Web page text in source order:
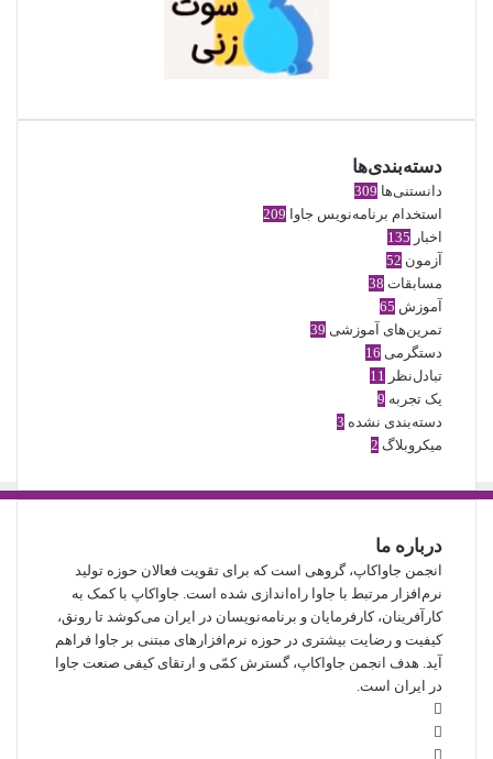
دسته‌بندی‌ها
دانستنی‌ها 309
استخدام برنامه‌نویس جاوا 209
اخبار 135
آزمون 52
مسابقات 38
آموزش 65
تمرین‌های آموزشی 39
دستگرمی 16
تبادل‌نظر
11
یک تجربه 9
دسته‌بندی نشده 3
میکروبلاگ 2
درباره‌ ما
انجمن جاواکاپ، گروهی است که برای تقویت فعالان حوزه‌ تولید
نرم‌افزار مرتبط با جاوا راه‌اندازی شده است. جاواکاپ با کمک به
کارآفرینان، کارفرمایان و برنامه‌نویسان در ایران می‌کوشد تا رونق،
کیفیت و رضایت بیشتری در حوزه‌ نرم‌افزارهای مبتنی بر جاوا فراهم
آید. هدف انجمن جاواکاپ، گسترش کمّی و ارتقای کیفی صنعت جاوا
در ایران است.